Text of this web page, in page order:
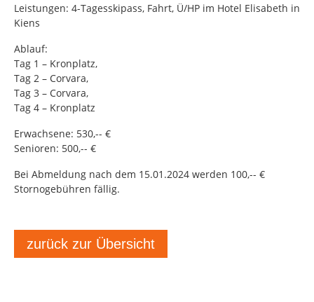
Leistungen: 4-Tagesskipass, Fahrt, Ü/HP im Hotel Elisabeth in
Kiens
Ablauf:
Tag 1 – Kronplatz,
Tag 2 – Corvara,
Tag 3 – Corvara,
Tag 4 – Kronplatz
Erwachsene: 530,-- €
Senioren: 500,-- €
Bei Abmeldung nach dem 15.01.2024 werden 100,-- €
Stornogebühren fällig.
zurück zur Übersicht